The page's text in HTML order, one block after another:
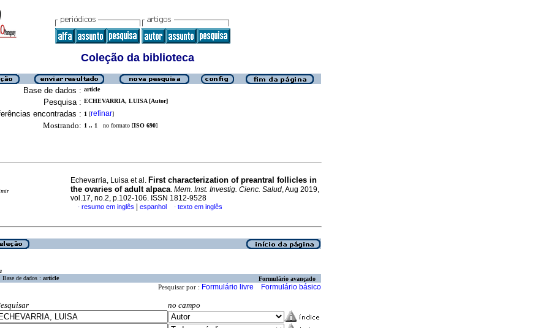
Coleção da biblioteca
Base de dados : article
Pesquisa : ECHEVARRIA, LUISA [Autor]
encontradas : 1 [refinar]
Mostrando: 1 .. 1 no formato [ISO 690]
Echevarria, Luisa et al. First characterization of preantral follicles in
the ovaries of adult alpaca. Mem. Inst. Investig. Cienc. Salud, Aug 2019,
vol.17, no.2, p.102-106. ISSN 1812-9528
· resumo em inglês espanhol · texto em inglês
Base de dados : article Formulário avançado
Pesquisar por : Formulário livre Formulário básico
no campo